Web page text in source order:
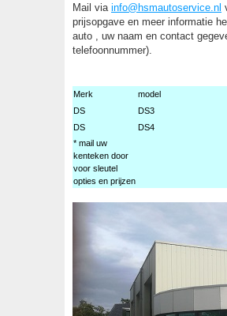
Mail via info@hsmautoservice.nl
prijsopgave en meer informatie
auto , uw naam en contact
telefoonnummer).
Merk
model
DS
DS3
DS
DS4
* mail uw
kenteken door
voor sleutel
opties en prijzen